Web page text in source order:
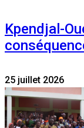
Kpendjal-
25 juillet 2026